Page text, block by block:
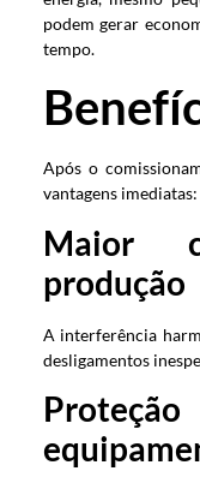
podem gerar
tempo.
Após o
vantagens imediatas:
Maior
produção
A interferência
desligamentos